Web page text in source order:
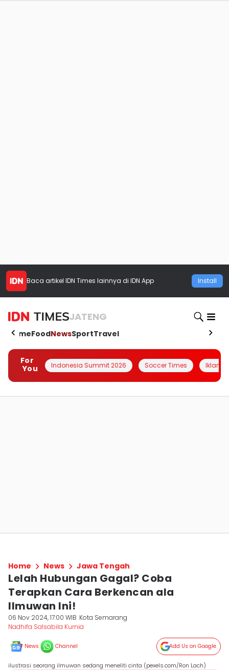
Baca artikel IDN Times lainnya di IDN App Install
JATENG
HomeFoodNewsSportTravel
For
You
Indonesia Summit 2026 Soccer Times Iklanin
Home News Jawa Tengah
Lelah Hubungan Gagal? Coba
Terapkan Cara Berkencan ala
Ilmuwan Ini!
06 Nov 2024, 17:00 WIB Kota Semarang
Nadhifa Salsabila Kurnia
News Channel Add Us on Google
ilustrasi seorang ilmuwan sedang meneliti cinta (pexels.com/Ron Lach)